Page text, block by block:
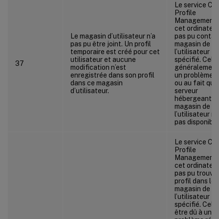
37
Le magasin d’utilisateur n’a
pas pu être joint. Un profil
temporaire est créé pour cet
utilisateur et aucune
modification n’est
enregistrée dans son profil
dans ce magasin
d’utilisateur.
Le service
Profile
Management
cet ordinateur
pas pu
magasin de
l’utilisateur
spécifié. Cela
un problème
ou au fait
serveur
hébergeant le
magasin de
l’utilisateur
pas
Le service
Profile
Management
cet ordinateur
pas pu
profil dans le
magasin de
l’utilisateur
spécifié. Cela
être dû à un